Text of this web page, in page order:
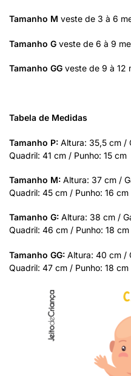
Tamanho M veste de 3 à 6
Tamanho G veste de 6 à 9
Tamanho GG veste de 9 à 12
Tabela de Medidas
Tamanho P: Altura: 35,5 cm /
Quadril: 41 cm / Punho: 15 cm
Tamanho M: Altura: 37 cm /
Quadril: 45 cm / Punho: 16 cm
Tamanho G: Altura: 38 cm /
Quadril: 46 cm / Punho: 18 cm
Tamanho GG: Altura: 40 cm /
Quadril: 47 cm / Punho: 18 cm